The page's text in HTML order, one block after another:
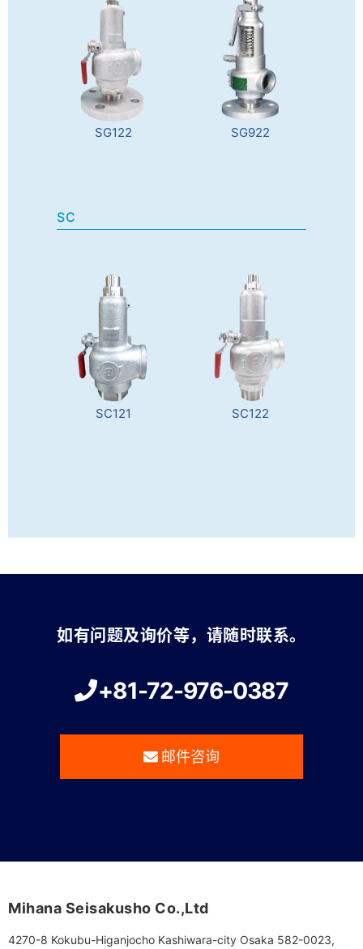
SG122 SG922
SC
SC121 SC122
如有问题及询价等，请随时联系。
+81-72-976-0387
邮件咨询
Mihana Seisakusho Co.,Ltd
4270-8 Kokubu-Higanjocho Kashiwara-city Osaka 582-0023,